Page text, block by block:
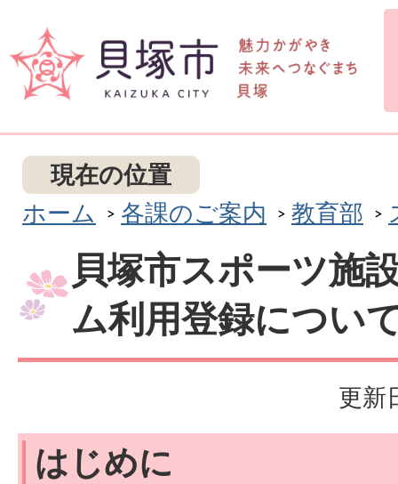
現在の位置
ホーム
各課のご案内 教育部
貝塚市スポーツ施
ム利用登録につい
更新
はじめに